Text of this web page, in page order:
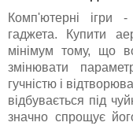
Комп'ютерні ігри
гаджета. Купити
мінімум тому, що
змінювати
гучністю і
відбувається під
значно спрощує